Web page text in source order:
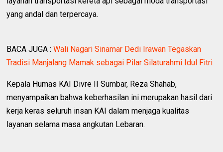
yang andal dan terpercaya.
BACA JUGA :Wali Nagari Sinamar Dedi Irawan Tegaskan
Tradisi Manjalang Mamak sebagai Pilar Silaturahmi Idul Fitri
Kepala Humas KAI Divre II Sumbar, Reza Shahab,
menyampaikan bahwa keberhasilan ini merupakan hasil dari
kerja keras seluruh insan KAI dalam menjaga kualitas
layanan selama masa angkutan Lebaran.